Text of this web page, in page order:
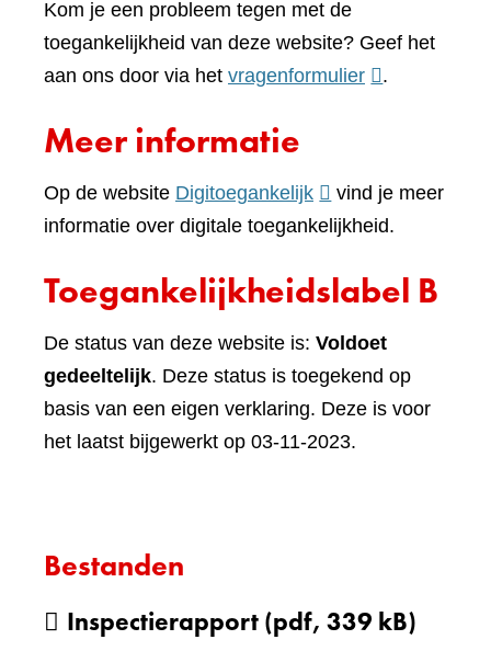
Kom je een probleem tegen met de
toegankelijkheid van deze website? Geef het
aan ons door via het vragenformulier(verwijst
website)
.
Meer informatie
Op de website Digitoegankelijk(verwijst
naar
andere
vind je meer
informatie over digitale toegankelijkheid.
Toegankelijkheidslabel B
De status van deze website is: Voldoet
gedeeltelijk. Deze status is toegekend op
basis van een eigen verklaring. Deze is voor
het laatst bijgewerkt op 03-11-2023.
Bestanden
Inspectierapport(pdf, 339 kB)